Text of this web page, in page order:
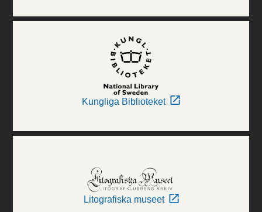
Kungliga Biblioteket
Litografiska museet